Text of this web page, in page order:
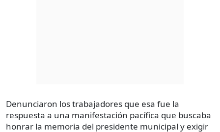
Denunciaron los trabajadores que esa fue la
respuesta a una manifestación pacífica que buscaba
honrar la memoria del presidente municipal y exigir